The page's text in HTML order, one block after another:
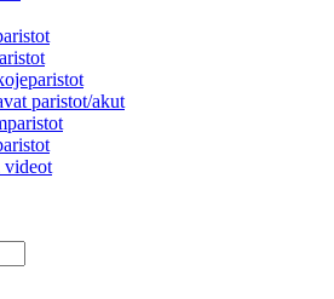
paristot/akut
videot